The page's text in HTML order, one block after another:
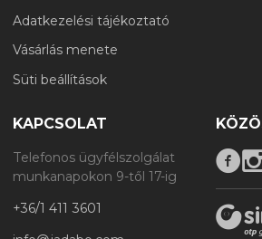
Adatkezelési tájékoztató
Vásárlás menete
Süti beállítások
KAPCSOLAT
Telefonos ügyfélszolgálat
munkanapokon 9-től 17-ig
+36/1 411 3601